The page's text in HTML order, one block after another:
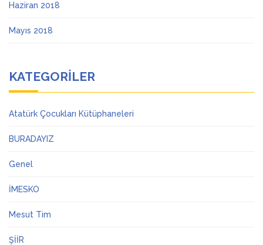
Haziran 2018
Mayıs 2018
KATEGORILER
Atatürk Çocukları Kütüphaneleri
BURADAYIZ
Genel
İMESKO
Mesut Tim
ŞİİR